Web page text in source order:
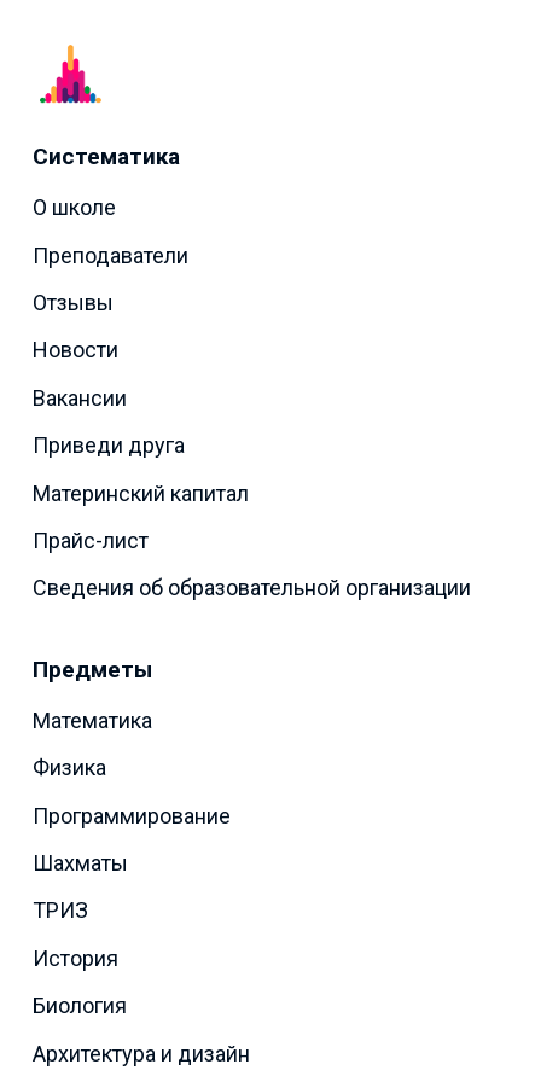
Систематика
О школе
Преподаватели
Отзывы
Новости
Вакансии
Приведи друга
Материнский капитал
Прайс-лист
Сведения об образовательной организации
Предметы
Математика
Физика
Программирование
Шахматы
ТРИЗ
История
Биология
Архитектура и дизайн